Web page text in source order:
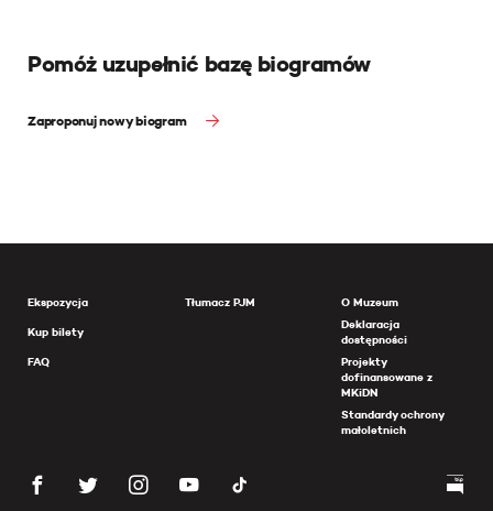
Pomóż uzupełnić bazę biogramów
Zaproponuj nowy biogram
Ekspozycja
Kup bilety
FAQ
Tłumacz PJM
O Muzeum
Deklaracja
dostępności
Projekty
dofinansowane z
MKiDN
Standardy ochrony
małoletnich